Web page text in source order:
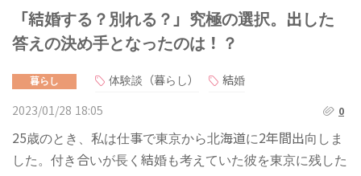
「結婚する？別れる？」究極の選択。出した
答えの決め手となったのは！？
暮らし 体験談（暮らし） 結婚
2023/01/28 18:05 0
25歳のとき、私は仕事で東京から北海道に2年間出向しま
した。付き合いが長く結婚も考えていた彼を東京に残した